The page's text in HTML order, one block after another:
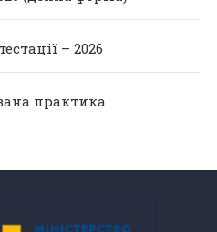
– 2026
практика